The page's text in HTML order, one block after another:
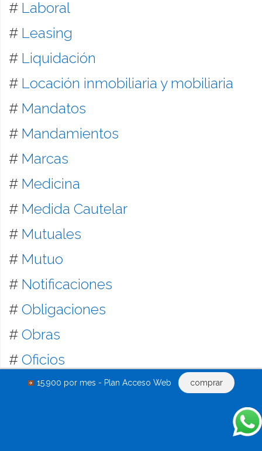
15.900 por mes - Plan Acceso Web comprar
# Laboral
# Leasing
# Liquidación
# Locación inmobiliaria y mobiliaria
# Mandatos
# Mandamientos
# Marcas
# Medicina
# Medida Cautelar
# Mutuales
# Mutuo
# Notificaciones
# Obligaciones
# Obras
# Oficios
Pagaré